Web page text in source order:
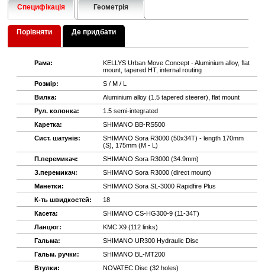
Специфікація Геометрія
Порівняти Де придбати
Рама:
KELLYS Urban Move Concept - Aluminium alloy, flat
mount, tapered HT, internal routing
Розмір:
S / M / L
Вилка:
Aluminium alloy (1.5 tapered steerer), flat mount
Рул. колонка:
1.5 semi-integrated
Каретка:
SHIMANO BB-RS500
Сист. шатунів:
SHIMANO Sora R3000 (50x34T) - length 170mm
(S), 175mm (M - L)
П.перемикач:
SHIMANO Sora R3000 (34.9mm)
З.перемикач:
SHIMANO Sora R3000 (direct mount)
Манетки:
SHIMANO Sora SL-3000 Rapidfire Plus
К-ть швидкостей:
18
Касета:
SHIMANO CS-HG300-9 (11-34T)
Ланцюг:
KMC X9 (112 links)
Гальма:
SHIMANO UR300 Hydraulic Disc
Гальм. ручки:
SHIMANO BL-MT200
Втулки:
NOVATEC Disc (32 holes)